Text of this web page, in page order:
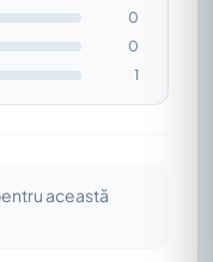
0
0
1
această